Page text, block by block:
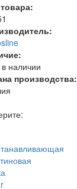
в наличии
производства: